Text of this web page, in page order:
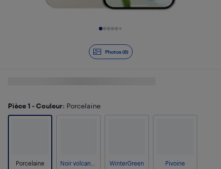
Photos (8)
Pièce 1 - Couleur: Porcelaine
Porcelaine WinterGreen Pivoine